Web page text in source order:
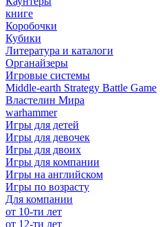
книге
Коробочки
Кубики
Литература и каталоги
Органайзеры
Игровые системы
Middle-earth Strategy Battle Game
Властелин Мира
warhammer
Игры для детей
Игры для девочек
Игры для двоих
Игры для компании
Игры на английском
Игры по возрасту
Для компании
от 10-ти лет
от 12-ти лет